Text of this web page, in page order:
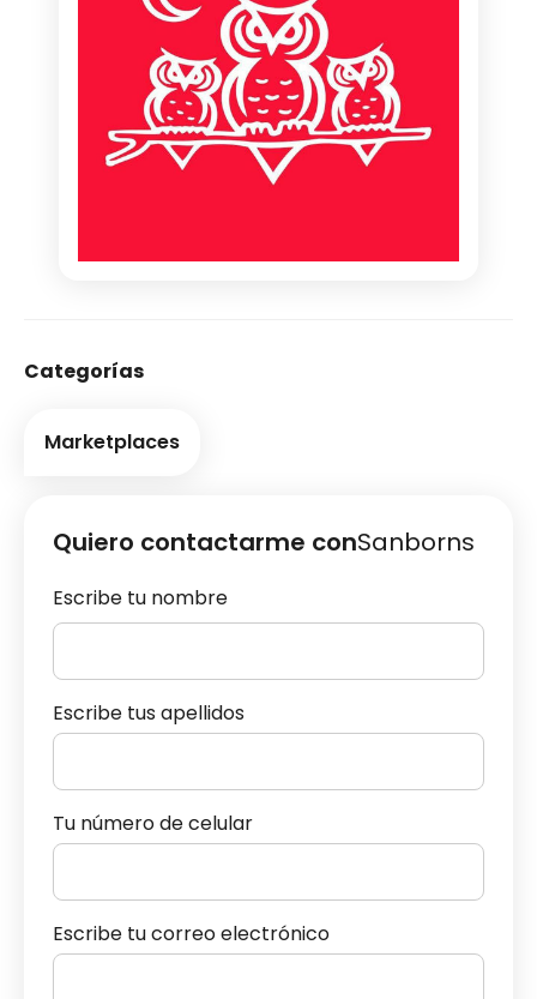
Categorías
Marketplaces
Quiero contactarme conSanborns
Escribe tu nombre
Escribe tus apellidos
Tu número de celular
Escribe tu correo electrónico